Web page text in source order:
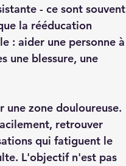
- ce sont souvent
la rééducation
: aider une personne à
une blessure, une
une zone douloureuse.
retrouver
qui fatiguent le
L'objectif n'est pas